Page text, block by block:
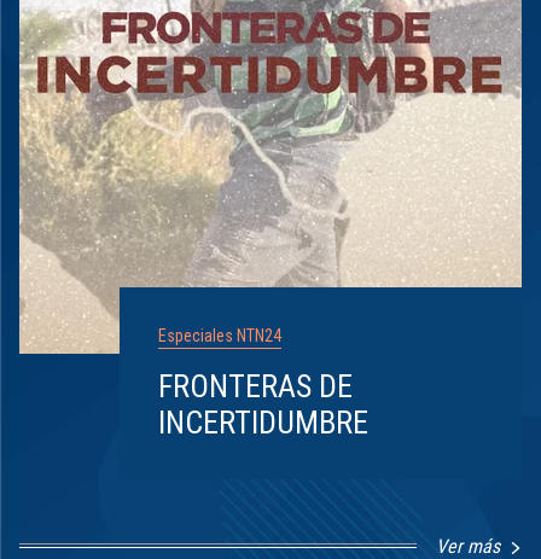
Especiales NTN24
FRONTERAS DE
INCERTIDUMBRE
Ver más